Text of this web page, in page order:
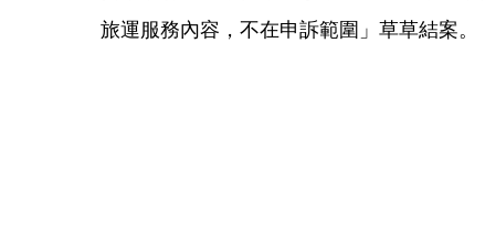
旅運服務內容，不在申訴範圍」草草結案。